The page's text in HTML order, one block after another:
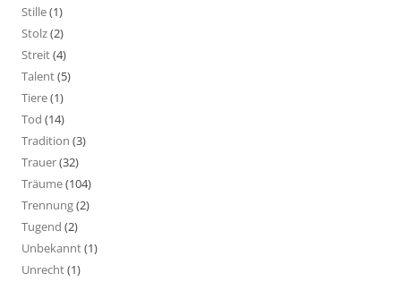
Stille(1)
Stolz(2)
Streit(4)
Talent(5)
Tiere(1)
Tod (14)
Tradition (3)
Trauer(32)
Träume(104)
Trennung(2)
Tugend (2)
Unbekannt(1)
Unrecht(1)